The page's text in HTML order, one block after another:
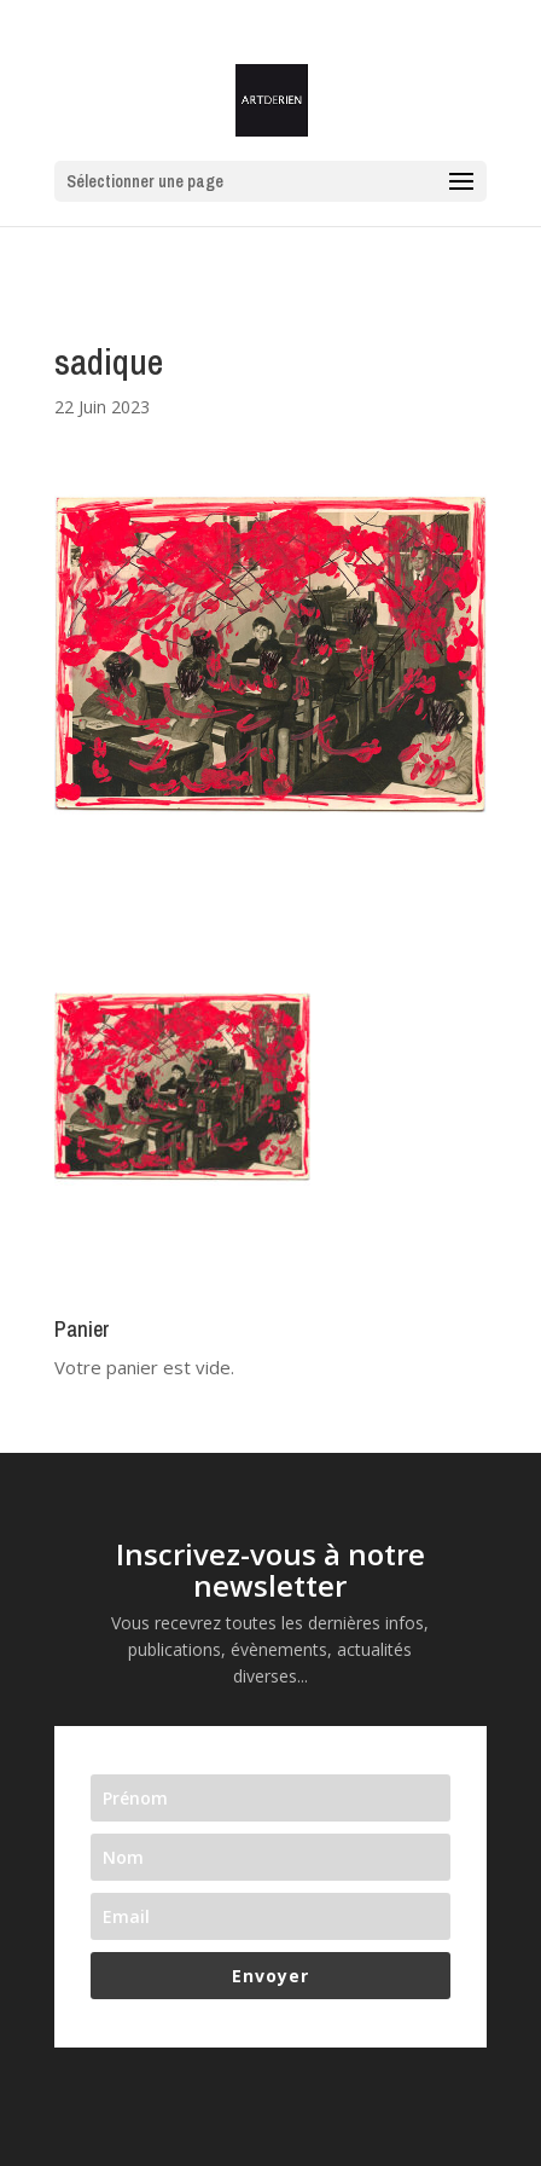
Sélectionner une page
sadique
22 Juin 2023
Panier
Votre panier est vide.
Inscrivez-vous à notre
newsletter
Vous recevrez toutes les dernières infos,
publications, évènements, actualités
diverses...
Envoyer